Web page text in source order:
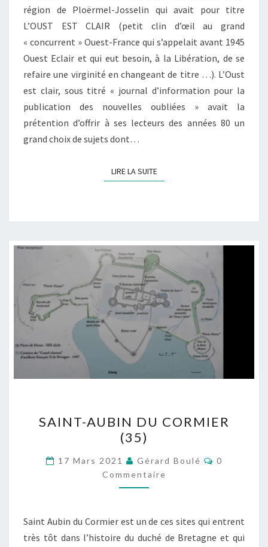
région de Ploërmel-Josselin qui avait pour titre
L’OUST EST CLAIR (petit clin d’œil au grand
« concurrent » Ouest-France qui s’appelait avant 1945
Ouest Eclair et qui eut besoin, à la Libération, de se
refaire une virginité en changeant de titre …). L’Oust
est clair, sous titré « journal d’information pour la
publication des nouvelles oubliées » avait la
prétention d’offrir à ses lecteurs des années 80 un
grand choix de sujets dont…
LIRE LA SUITELIRE LA SUITE
AUBIN
DU
CORMIER
(35)
SAINT-AUBIN DU CORMIER
(35)
17 Mars 2021 Gérard Boulé
0
Commentaire
Saint Aubin du Cormier est un de ces sites qui entrent
très tôt dans l’histoire du duché de Bretagne et qui